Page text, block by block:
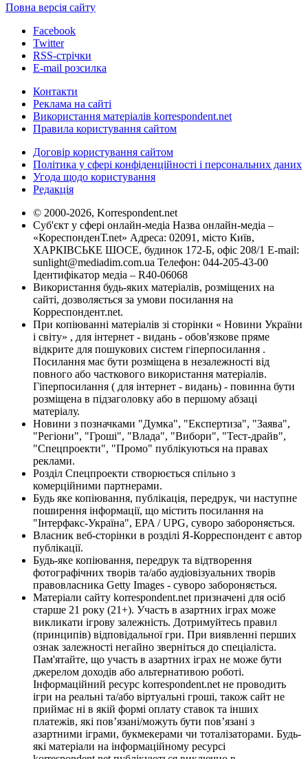
Повна версія сайту
Facebook
Twitter
RSS-стрічки
E-mail розсилка
Контакти
Реклама на сайті
Використання матеріалів korrespondent.net
Правила користування сайтом
Договір користування сайтом
Політика у сфері конфіденційності і персональних даних
Угода щодо користування
Редакція
© 2000-2026, Korrespondent.net
Суб'єкт у сфері онлайн-медіа Назва онлайн-медіа –
«КореспонденТ.net» Адреса: 02091, місто Київ,
ХАРКІВСЬКЕ ШОСЕ, будинок 172-Б, офіс 208/1 E-mail:
sunlight@mediadim.com.ua Телефон: 044-205-43-00
Ідентифікатор медіа – R40-06068
Використання будь-яких матеріалів, розміщених на
сайті, дозволяється за умови посилання на
Корреспондент.net.
При копіюванні матеріалів зі сторінки « Новини України
і світу» , для інтернет - видань - обов'язкове пряме
відкрите для пошукових систем гіперпосилання .
Посилання має бути розміщена в незалежності від
повного або часткового використання матеріалів.
Гіперпосилання ( для інтернет - видань) - повинна бути
розміщена в підзаголовку або в першому абзаці
матеріалу.
Новини з позначками "Думка", "Експертиза", "Заява",
"Регіони", "Гроші", "Влада", "Вибори", "Тест-драйв",
"Спецпроекти", "Промо" публікуються на правах
реклами.
Розділ Спецпроекти створюється спільно з
комерційними партнерами.
Будь яке копіювання, публікація, передрук, чи наступне
поширення інформації, що містить посилання на
"Інтерфакс-Україна", EPA / UPG, суворо забороняється.
Власник веб-сторінки в розділі Я-Корреспондент є автор
публікації.
Будь-яке копіювання, передрук та відтворення
фотографічних творів та/або аудіовізуальних творів
правовласника Getty Images - суворо забороняється.
Матеріали сайту korrespondent.net призначені для осіб
старше 21 року (21+). Участь в азартних іграх може
викликати ігрову залежність. Дотримуйтесь правил
(принципів) відповідальної гри. При виявленні перших
ознак залежності негайно зверніться до спеціаліста.
Пам'ятайте, що участь в азартних іграх не може бути
джерелом доходів або альтернативою роботі.
Інформаційний ресурс korrespondent.net не проводить
ігри на реальні та/або віртуальні гроші, також сайт не
приймає ні в якій формі оплату ставок та інших
платежів, які пов’язані/можуть бути пов’язані з
азартними іграми, букмекерами чи тоталізаторами. Будь-
які матеріали на інформаційному ресурсі